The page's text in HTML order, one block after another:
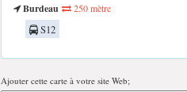
Burdeau
250 mètre
S12
Ajouter cette carte à votre site Web;